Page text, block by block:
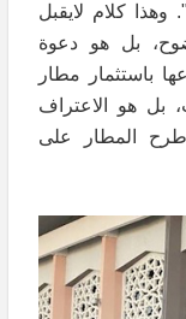
وهذا كلام لايقبل
بل هو دعوة
باستثمار مطار
بل هو الاعتراف
طرح المطار على